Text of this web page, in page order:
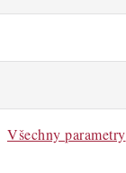
Všechny parametry